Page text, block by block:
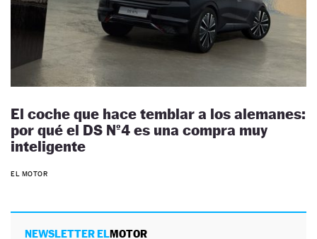
El coche que hace temblar a los alemanes:
por qué el DS Nº4 es una compra muy
inteligente
EL MOTOR
NEWSLETTER ELMOTOR